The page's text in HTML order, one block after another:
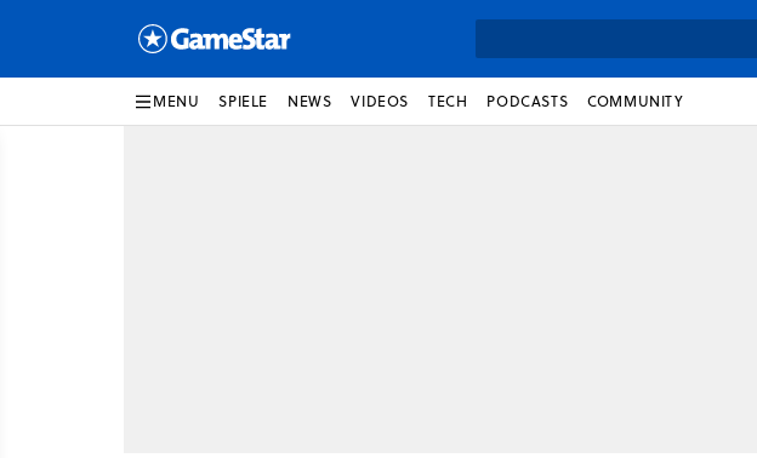
MENU SPIELE NEWS VIDEOS TECH PODCASTS COMMUNITY